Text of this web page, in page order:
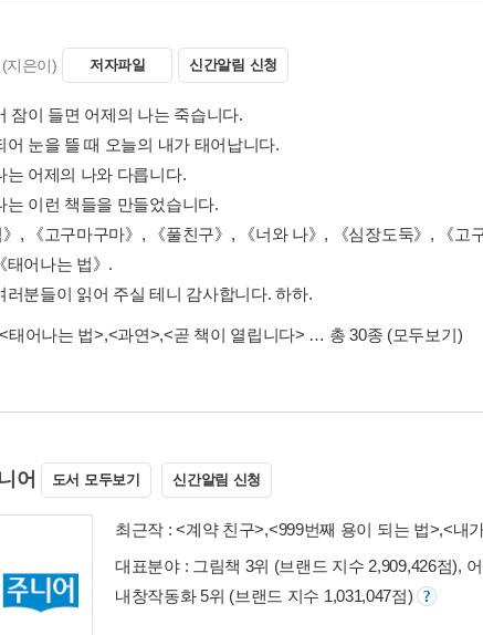
(지은이) 저자파일 신간알림 신청
잠이 들면 어제의 나는 죽습니다.
어 눈을 뜰 때 오늘의 내가 태어납니다.
는 어제의 나와 다릅니다.
는 이런 책들을 만들었습니다.
, 《고구마구마》, 《풀친구》, 《너와 나》, 《심장도둑》, 《고
태어나는 법》.
러분들이 읽어 주실 테니 감사합니다. 하하.
<태어나는 법>,<과연>,<곧 책이 열립니다> … 총 30종 (모두보기)
어 도서 모두보기 신간알림 신청
최근작 :<계약 친구>,<999번째 용이 되는 법>,<내
대표분야 : 그림책 3위 (브랜드 지수 2,909,426점),
내창작동화 5위 (브랜드 지수 1,031,047점)